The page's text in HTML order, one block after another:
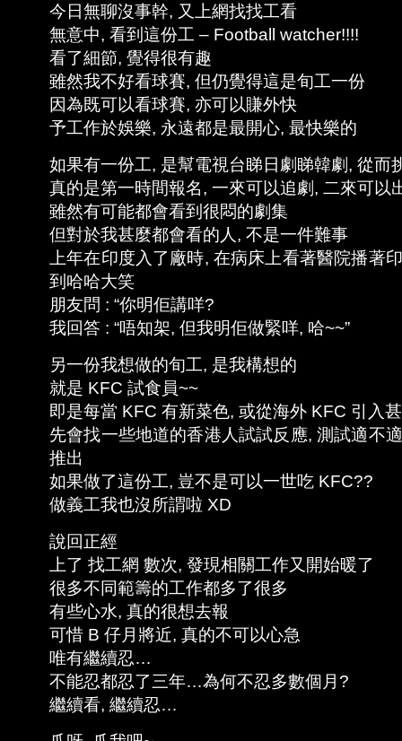
今日無聊沒事幹, 又上網找找工看
無意中, 看到這份工 – Football watcher!!!!
看了細節, 覺得很有趣
雖然我不好看球賽, 但仍覺得這是旬工一份
因為既可以看球賽, 亦可以賺外快
予工作於娛樂, 永遠都是最開心, 最快樂的
如果有一份工, 是幫電視台睇日劇睇韓劇, 從而
真的是第一時間報名, 一來可以追劇, 二來可以
雖然有可能都會看到很悶的劇集
但對於我甚麼都會看的人, 不是一件難事
上年在印度入了廠時, 在病床上看著醫院播著
到哈哈大笑
朋友問 : “你明佢講咩?
我回答 : “唔知架, 但我明佢做緊咩, 哈~~”
另一份我想做的旬工, 是我構想的
就是 KFC 試食員~~
即是每當 KFC 有新菜色, 或從海外 KFC 引入
先會找一些地道的香港人試試反應, 測試適不
推出
如果做了這份工, 豈不是可以一世吃 KFC??
做義工我也沒所謂啦 XD
說回正經
上了 找工網 數次, 發現相關工作又開始暖了
很多不同範籌的工作都多了很多
有些心水, 真的很想去報
可惜 B 仔月將近, 真的不可以心急
唯有繼續忍…
不能忍都忍了三年…為何不忍多數個月?
繼續看, 繼續忍…